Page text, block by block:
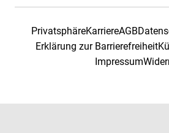
PrivatsphäreKarriereAGB
Erklärung zur Barrierefreiheit
Impressum